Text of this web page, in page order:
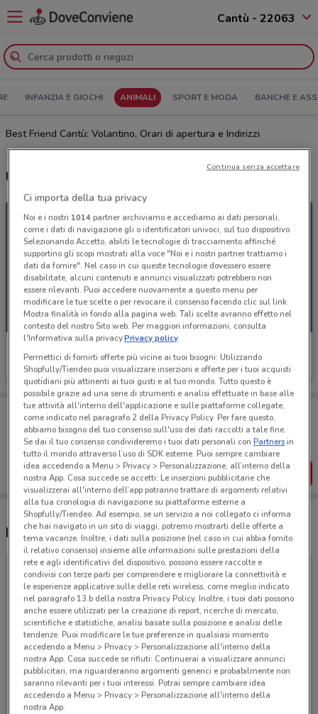
Cantù - 22063
INFANZIA E GIOCHI ANIMALI SPORT E MODA BANCHE E
Best Friend Cantù: Volantino, Orari di apertura e Indirizzi
Ultime offerte del volantino Best Friend
Scade il 31/08
Porta DoveConviene sempre con te!
Puoi trovare le migliori offerte dei negozi vicino a te,
salvarle e creare la tua lista del risparmio, comodamente
dal tuo cellulare.
SCARICA L’APP
Negozi Best Friend a Cantù
Ci importa della tua privacy
Noi e i nostri 1014partner archiviamo e accediamo ai dati personali,
come i dati di navigazione gli o identificatori univoci, sul tuo dispositivo.
Selezionando Accetto, abiliti le tecnologie di tracciamento affinché
supportino gli scopi mostrati alla voce "Noi e i nostri partner trattiamo i
dati da fornire". Nel caso in cui queste tecnologie dovessero essere
disabilitate, alcuni contenuti e annunci visualizzati potrebbero non
essere rilevanti. Puoi accedere nuovamente a questo menu per
modificare le tue scelte o per revocare il consenso facendo clic sul link
Mostra finalità in fondo alla pagina web. Tali scelte avranno effetto nel
contesto del nostro Sito web. Per maggiori informazioni, consulta
l'Informativa sulla privacy.Privacy policy
Permettici di fornirti offerte più vicine ai tuoi bisogni: Utilizzando
Shopfully/Tiendeo puoi visualizzare inserzioni e offerte per i tuoi acquisti
quotidiani più attinenti ai tuoi gusti e al tuo mondo. Tutto questo è
possibile grazie ad una serie di strumenti e analisi effettuate in base alle
tue attività all'interno dell'applicazione e sulle piattaforme collegate,
come indicato nel paragrafo 2 della Privacy Policy. Per fare questo,
abbiamo bisogno del tuo consenso sull'uso dei dati raccolti a tale fine.
Se dai il tuo consenso condivideremo i tuoi dati personali conPartnersin
tutto il mondo attraverso l’uso di SDK esterne. Puoi sempre cambiare
idea accedendo a Menu > Privacy > Personalizzazione, all’interno della
nostra App. Cosa succede se accetti: Le inserzioni pubblicitarie che
visualizzerai all'interno dell’app potranno trattare di argomenti relativi
alla tua cronologia di navigazione su piattaforme esterne a
Shopfully/Tiendeo. Ad esempio, se un servizio a noi collegato ci informa
che hai navigato in un sito di viaggi, potremo mostrarti delle offerte a
tema vacanze. Inoltre, i dati sulla posizione (nel caso in cui abbia fornito
il relativo consenso) insieme alle informazioni sulle prestazioni della
rete e agli identificativi del dispositivo, possono essere raccolte e
condivisi con terze parti per comprendere e migliorare la connettività e
le esperienze applicative sulle delle reti wireless, come meglio indicato
nel paragrafo 13.b della nostra Privacy Policy. Inoltre, i tuoi dati possono
anche essere utilizzati per la creazione di report, ricerche di mercato,
scientifiche e statistiche, analisi basate sulla posizione e analisi delle
tendenze. Puoi modificare le tue preferenze in qualsiasi momento
accedendo a Menu > Privacy > Personalizzazione all'interno della
nostra App. Cosa succede se rifiuti: Continuerai a visualizzare annunci
pubblicitari, ma riguarderanno argomenti generici e probabilmente non
saranno rilevanti per i tuoi interessi. Potrai sempre cambiare idea
accedendo a Menu > Privacy > Personalizzazione all'interno della
nostra App.
Continua senza accettare